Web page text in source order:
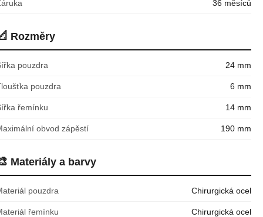
36 měsíců
Rozměry
pouzdra 24 mm
pouzdra 6 mm
řemínku 14 mm
obvod zápěstí 190 mm
Materiály a barvy
pouzdra Chirurgická ocel
řemínku Chirurgická ocel